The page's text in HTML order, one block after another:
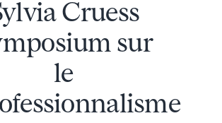
Cruess
sur
le